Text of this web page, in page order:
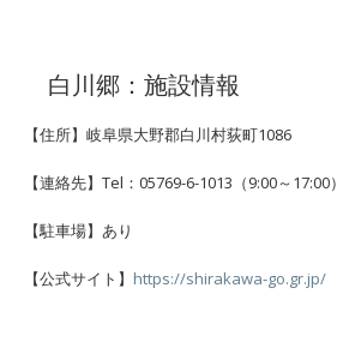
白川郷：施設情報
【住所】岐阜県大野郡白川村荻町1086
【連絡先】Tel：05769-6-1013（9:00～17:00）
【駐車場】あり
【公式サイト】 https://shirakawa-go.gr.jp/